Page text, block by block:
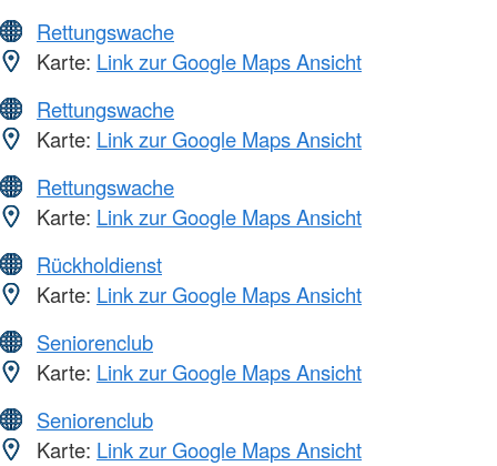
Rettungswache
Karte: Link zur Google Maps Ansicht
Rettungswache
Karte: Link zur Google Maps Ansicht
Rettungswache
Karte: Link zur Google Maps Ansicht
Rückholdienst
Karte: Link zur Google Maps Ansicht
Seniorenclub
Karte: Link zur Google Maps Ansicht
Seniorenclub
Karte: Link zur Google Maps Ansicht